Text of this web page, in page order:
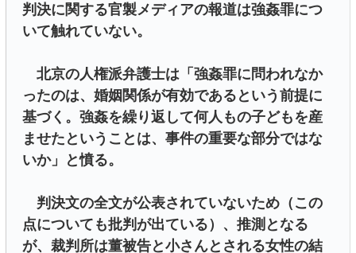
判決に関する官製メディアの報道は強姦罪につ
いて触れていない。
北京の人権派弁護士は「強姦罪に問われなか
ったのは、婚姻関係が有効であるという前提に
基づく。強姦を繰り返して何人もの子どもを産
ませたということは、事件の重要な部分ではな
いか」と憤る。
判決文の全文が公表されていないため（この
点についても批判が出ている）、推測となる
が、裁判所は董被告と小さんとされる女性の結